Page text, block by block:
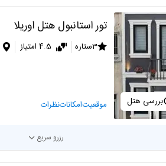
بررسی هتل
تور استانبول هتل اوریلا
3ستاره 4.5 امتیاز
موقعیتامکاناتنظرات
رزرو سریع